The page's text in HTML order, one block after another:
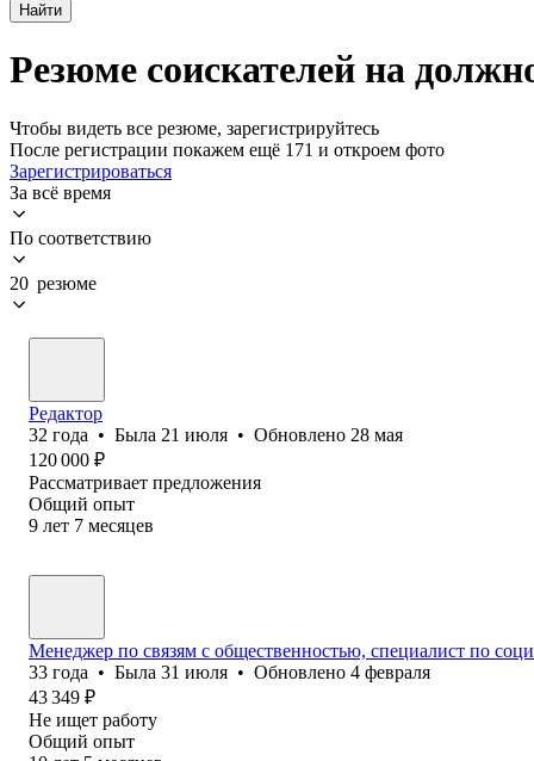
Найти
Резюме соискателей на
Чтобы видеть все резюме, зарегистрируйтесь
После регистрации покажем ещё 171 и откроем фото
Зарегистрироваться
За всё время
По соответствию
20 резюме
Редактор
32 года • Была 21 июля • Обновлено 28 мая
120 000 ₽
Рассматривает предложения
Общий опыт
9 лет 7 месяцев
Менеджер по связям с общественностью, специалист по
33 года • Была 31 июля • Обновлено 4 февраля
43 349 ₽
Не ищет работу
Общий опыт